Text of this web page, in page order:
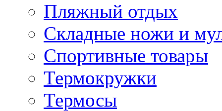
Пляжный отдых
Складные ножи и
Спортивные товары
Термокружки
Термосы